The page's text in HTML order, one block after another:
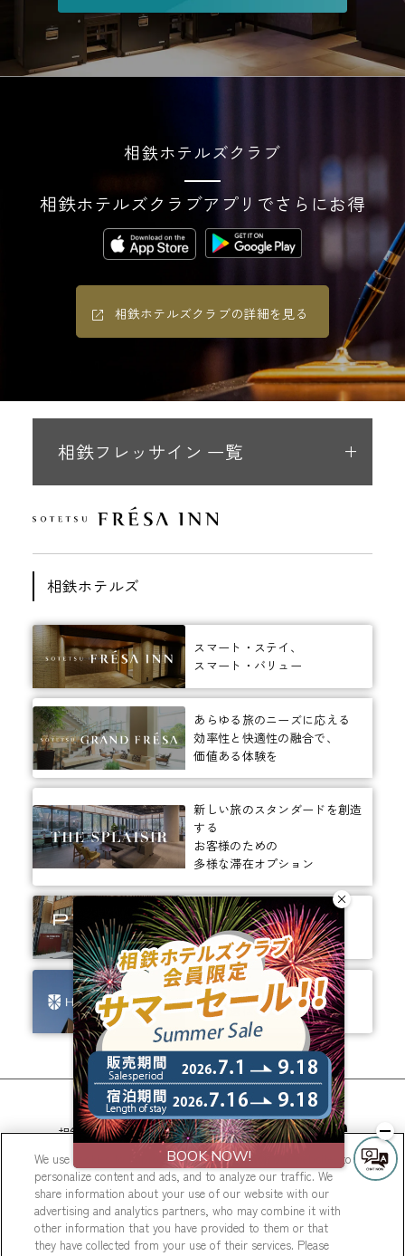
相鉄ホテルズクラブ
相鉄ホテルズクラブアプリでさらにお得
相鉄ホテルズクラブの詳細を見る
相鉄フレッサイン 一覧
相鉄ホテルズ
スマート・ステイ、
スマート・バリュー
あらゆる旅のニーズに応える
効率性と快適性の融合で、
価値ある体験を
新しい旅のスタンダードを創造
する
お客様のための
多様な滞在オプション
ありそうでなかった、
ちょっと新しいカタチ。
ビジネスからレジャーまで、
幅広く選ばれるホテルへ。
相鉄ホテルズ 公式SNS
© Sotetsu Hotel Management CO., LTD.
We use cookies to improve your experience on our website, to
personalize content and ads, and to analyze our traffic. We
share information about your use of our website with our
advertising and analytics partners, who may combine it with
other information that you have provided to them or that
they have collected from your use of their services. Please